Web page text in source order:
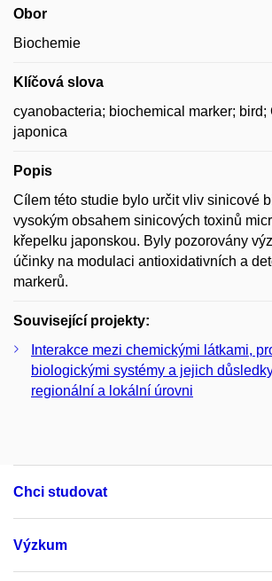
Obor
Biochemie
Klíčová slova
cyanobacteria; biochemical marker; bird;
japonica
Popis
Cílem této studie bylo určit vliv sinicové
vysokým obsahem sinicových toxinů
křepelku japonskou. Byly pozorovány
účinky na modulaci antioxidativních a
markerů.
Související projekty:
Interakce mezi chemickými látkami,
biologickými systémy a jejich
regionální a lokální úrovni
Chci studovat
Výzkum